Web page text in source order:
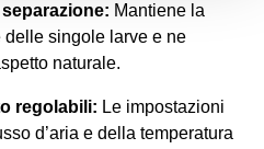
Mantiene la
singole larve e ne
naturale.
regolabili: Le impostazioni
d’aria e della temperatura